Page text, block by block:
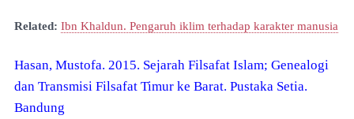
Related: Ibn Khaldun. Pengaruh iklim terhadap karakter manusia
Hasan, Mustofa. 2015. Sejarah Filsafat Islam; Genealogi
dan Transmisi Filsafat Timur ke Barat. Pustaka Setia.
Bandung